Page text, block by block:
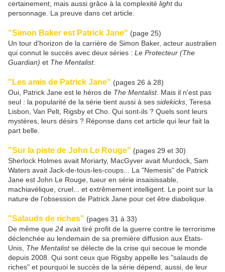
certainement, mais aussi grâce à la complexité lightdu
personnage. La preuve dans cet article.
"Simon Baker est Patrick Jane" (page 25)
Un tour d'horizon de la carrière de Simon Baker, acteur australien
qui connut le succès avec deux séries : Le Protecteur (The
Guardian) et The Mentalist.
"Les amis de Patrick Jane" (pages 26 à 28)
Oui, Patrick Jane est le héros de The Mentalist. Mais il n'est pas
seul : la popularité de la série tient aussi à ses sidekicks , Teresa
Lisbon, Van Pelt, Rigsby et Cho. Qui sont-ils ? Quels sont leurs
mystères, leurs désirs ? Réponse dans cet article qui leur fait la
part belle.
"Sur la piste de John Le Rouge" (pages 29 et 30)
Sherlock Holmes avait Moriarty, MacGyver avait Murdock, Sam
Waters avait Jack-de-tous-les-coups... La "Nemesis" de Patrick
Jane est John Le Rouge, tueur en série insaisissable,
machiavélique, cruel... et extrêmement intelligent. Le point sur la
nature de l'obsession de Patrick Jane pour cet être diabolique.
"Salauds de riches" (pages 31 à 33)
De même que 24 avait tiré profit de la guerre contre le terrorisme
déclenchée au lendemain de sa première diffusion aux Etats-
Unis, The Mentalistse délecte de la crise qui secoue le monde
depuis 2008. Qui sont ceux que Rigsby appelle les "salauds de
riches" et pourquoi le succès de la série dépend, aussi, de leur